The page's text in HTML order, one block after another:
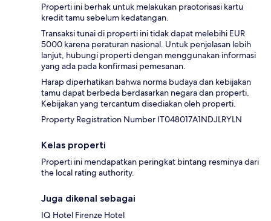
Properti ini berhak untuk melakukan praotorisasi kartu
kredit tamu sebelum kedatangan.
Transaksi tunai di properti ini tidak dapat melebihi EUR
5000 karena peraturan nasional. Untuk penjelasan lebih
lanjut, hubungi properti dengan menggunakan informasi
yang ada pada konfirmasi pemesanan.
Harap diperhatikan bahwa norma budaya dan kebijakan
tamu dapat berbeda berdasarkan negara dan properti.
Kebijakan yang tercantum disediakan oleh properti.
Property Registration Number IT048017A1NDJLRYLN
Kelas properti
Properti ini mendapatkan peringkat bintang resminya dari
the local rating authority.
Juga dikenal sebagai
IQ Hotel Firenze Hotel